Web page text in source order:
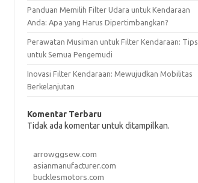
Panduan Memilih Filter Udara untuk Kendaraan
Anda: Apa yang Harus Dipertimbangkan?
Perawatan Musiman untuk Filter Kendaraan: Tips
untuk Semua Pengemudi
Inovasi Filter Kendaraan: Mewujudkan Mobilitas
Berkelanjutan
Komentar Terbaru
Tidak ada komentar untuk ditampilkan.
arrowggsew.com
asianmanufacturer.com
bucklesmotors.com